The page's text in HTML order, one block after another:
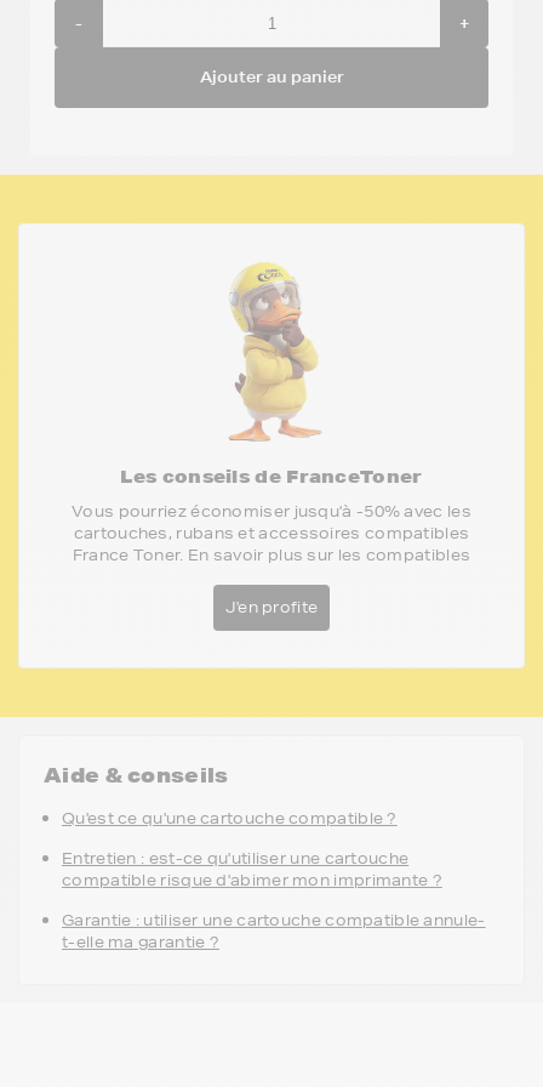
- +
Ajouter au panier
Les conseils de FranceToner
Vous pourriez économiser jusqu'à -50% avec les
cartouches, rubans et accessoires compatibles
France Toner. En savoir plus sur les compatibles
J'en profite
Aide & conseils
Qu'est ce qu'une cartouche compatible ?
Entretien : est-ce qu'utiliser une cartouche
compatible risque d'abimer mon imprimante ?
Garantie : utiliser une cartouche compatible annule-
t-elle ma garantie ?